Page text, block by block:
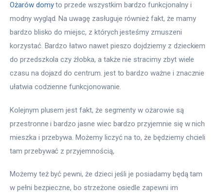
Ożarów domy to przede wszystkim bardzo funkcjonalny i
modny wygląd. Na uwagę zasługuje również fakt, że mamy
bardzo blisko do miejsc, z których jesteśmy zmuszeni
korzystać. Bardzo łatwo nawet pieszo dojdziemy z dzieckiem
do przedszkola czy żłobka, a także nie stracimy zbyt wiele
czasu na dojazd do centrum. jest to bardzo ważne i znacznie
ułatwia codzienne funkcjonowanie.
Kolejnym plusem jest fakt, że segmenty w ożarowie są
przestronne i bardzo jasne wiec bardzo przyjemnie się w nich
mieszka i przebywa. Możemy liczyć na to, że będziemy chcieli
tam przebywać z przyjemnością,
Możemy też być pewni, że dzieci jeśli je posiadamy będą tam
w pełni bezpieczne, bo strzeżone osiedle zapewni im